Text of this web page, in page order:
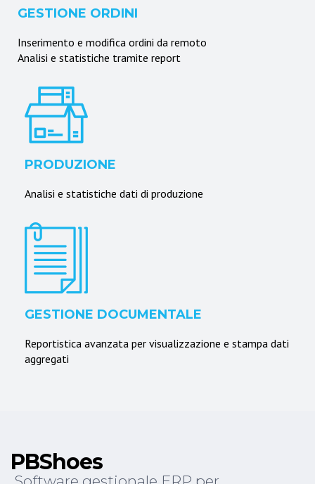
GESTIONE ORDINI
Inserimento e modifica ordini da remoto
Analisi e statistiche tramite report
PRODUZIONE
Analisi e statistiche dati di produzione
GESTIONE DOCUMENTALE
Reportistica avanzata per visualizzazione e stampa dati
aggregati
PBShoes